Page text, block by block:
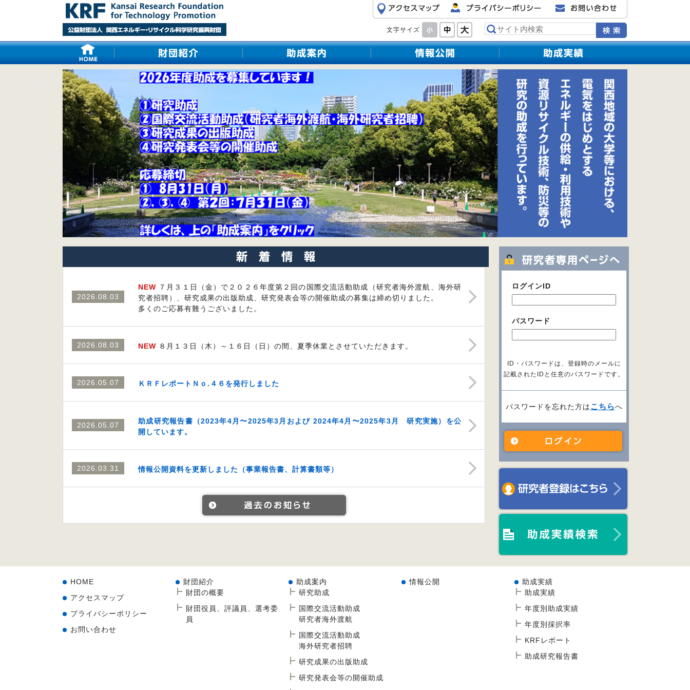
文字サイズ
2026.08.03
NEW ７月３１日（金）で２０２６年度第２回の国際交流活動助成（研究者海外渡航、海外研
究者招聘）、研究成果の出版助成、研究発表会等の開催助成の募集は締め切りました。
多くのご応募有難うございました。
2026.08.03 NEW ８月１３日（木）～１６日（日）の間、夏季休業とさせていただきます。
2026.05.07 ＫＲＦレポートＮｏ.４６を発行しました
2026.05.07
助成研究報告書（2023年4月〜2025年3月および 2024年4月〜2025年3月 研究実施）を公
開しています。
2026.03.31 情報公開資料を更新しました（事業報告書、計算書類等）
ログインID
パスワード
ID・パスワードは、登録時のメールに
記載されたIDと任意のパスワードです。
パスワードを忘れた方はこちらへ
HOME
アクセスマップ
プライバシーポリシー
お問い合わせ
財団紹介
財団の概要
財団役員、評議員、選考委
員
助成案内
研究助成
国際交流活動助成
研究者海外渡航
国際交流活動助成
海外研究者招聘
研究成果の出版助成
研究発表会等の開催助成
情報公開
助成実績
助成実績
年度別助成実績
年度別採択率
KRFレポート
助成研究報告書